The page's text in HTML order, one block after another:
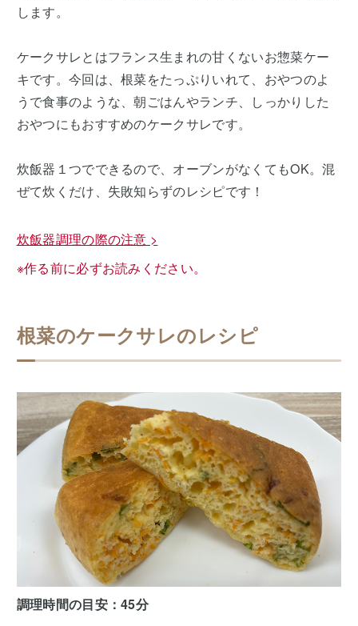
します。
ケークサレとはフランス生まれの甘くないお惣菜ケー
キです。今回は、根菜をたっぷりいれて、おやつのよ
うで食事のような、朝ごはんやランチ、しっかりした
おやつにもおすすめのケークサレです。
炊飯器１つでできるので、オーブンがなくてもOK。混
ぜて炊くだけ、失敗知らずのレシピです！
炊飯器調理の際の注意 >
※作る前に必ずお読みください。
根菜のケークサレのレシピ
調理時間の目安：45分